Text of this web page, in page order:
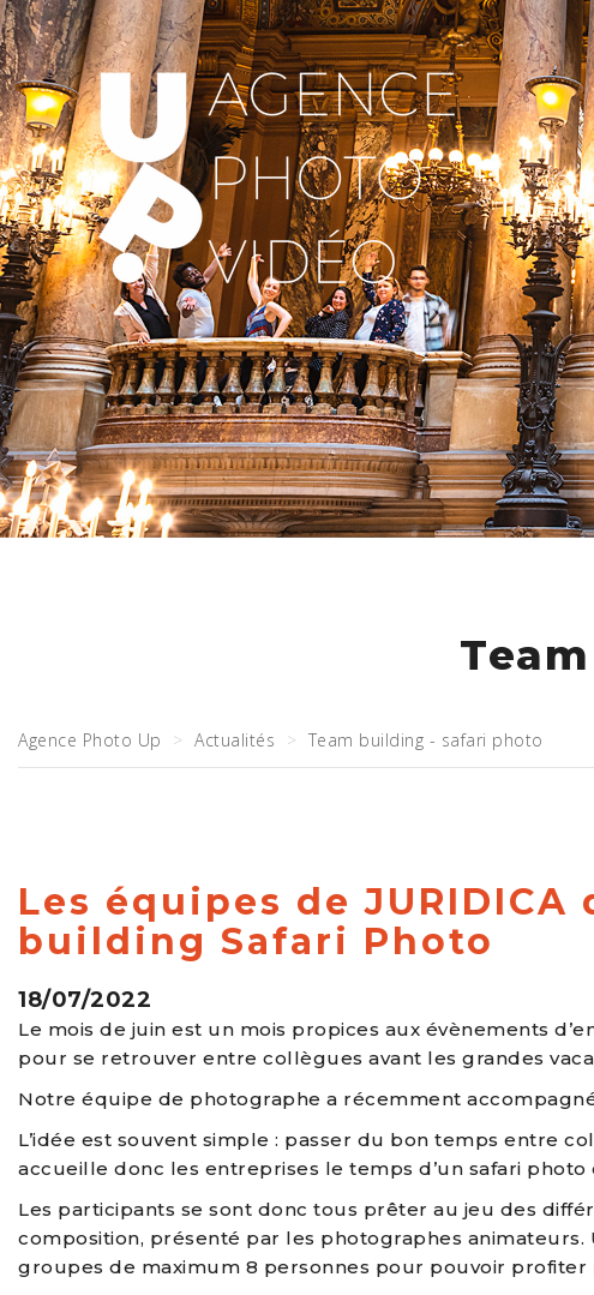
Agence Photo Up Actualités Team building - safari photo
Les équipes de
building Safari Photo
18/07/2022
Le mois de juin est un mois propices aux évènements
pour se retrouver entre collègues avant les grandes
Notre équipe de photographe a récemment
L’idée est souvent simple : passer du bon temps entre
accueille donc les entreprises le temps d’un safari
Les participants se sont donc tous prêter au jeu des
composition, présenté par les photographes
groupes de maximum 8 personnes pour pouvoir profiter